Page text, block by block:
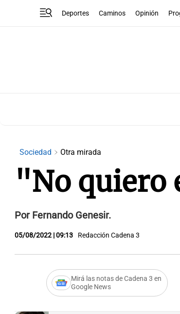
Deportes Caminos Opinión
Sociedad Otra mirada
"No quiero
Por Fernando Genesir.
05/08/2022 | 09:13 Redacción Cadena 3
Mirá las notas de Cadena 3 en
Google News